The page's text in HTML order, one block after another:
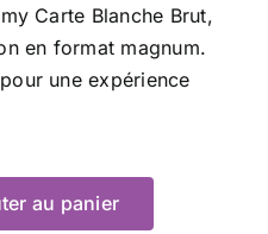
Carte Blanche Brut,
en format magnum.
une expérience
au panier